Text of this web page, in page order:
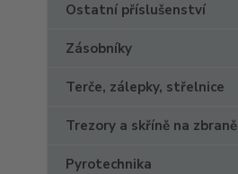
Ostatní příslušenství
Zásobníky
Terče, zálepky, střelnice
Trezory a skříně na zbraně
Pyrotechnika